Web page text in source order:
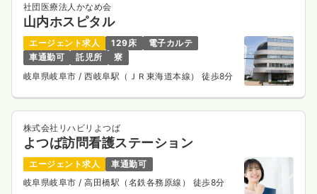
社団医療法人かなめ会
山内ホスピタル
エージェント求人 129床
電子カルテ
車通勤可
託児所
寮
岐阜県岐阜市 / 西岐阜駅（ＪＲ東海道本線） 徒歩8分
株式会社リハビリよつば
よつば訪問看護ステーション
エージェント求人
車通勤可
岐阜県岐阜市/ 高田橋駅（名鉄各務原線） 徒歩8分